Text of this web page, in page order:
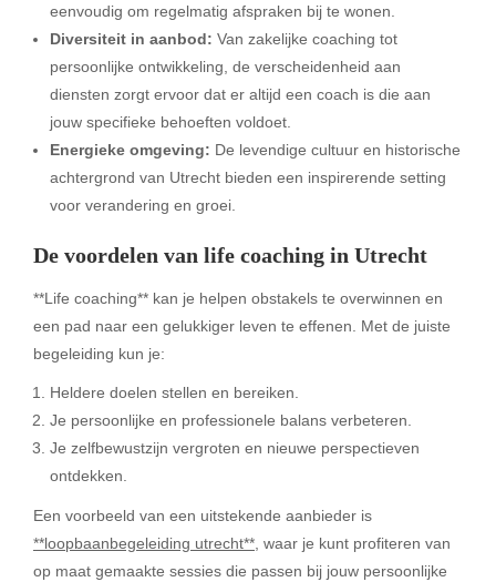
eenvoudig om regelmatig afspraken bij te wonen.
Diversiteit in aanbod: Van zakelijke coaching tot
persoonlijke ontwikkeling, de verscheidenheid aan
diensten zorgt ervoor dat er altijd een coach is die aan
jouw specifieke behoeften voldoet.
Energieke omgeving: De levendige cultuur en historische
achtergrond van Utrecht bieden een inspirerende setting
voor verandering en groei.
De voordelen van life coaching in Utrecht
**Life coaching** kan je helpen obstakels te overwinnen en
een pad naar een gelukkiger leven te effenen. Met de juiste
begeleiding kun je:
Heldere doelen stellen en bereiken.
Je persoonlijke en professionele balans verbeteren.
Je zelfbewustzijn vergroten en nieuwe perspectieven
ontdekken.
Een voorbeeld van een uitstekende aanbieder is
**loopbaanbegeleiding utrecht** , waar je kunt profiteren van
op maat gemaakte sessies die passen bij jouw persoonlijke